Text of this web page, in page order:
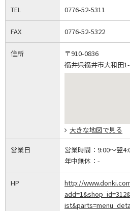
TEL 0776-52-5311
FAX 0776-52-5322
住所
〒910-0836
福井県福井市大和田
大きな地図で見る
営業日 営業時間： 9:00～翌
年中無休： -
HP
http://